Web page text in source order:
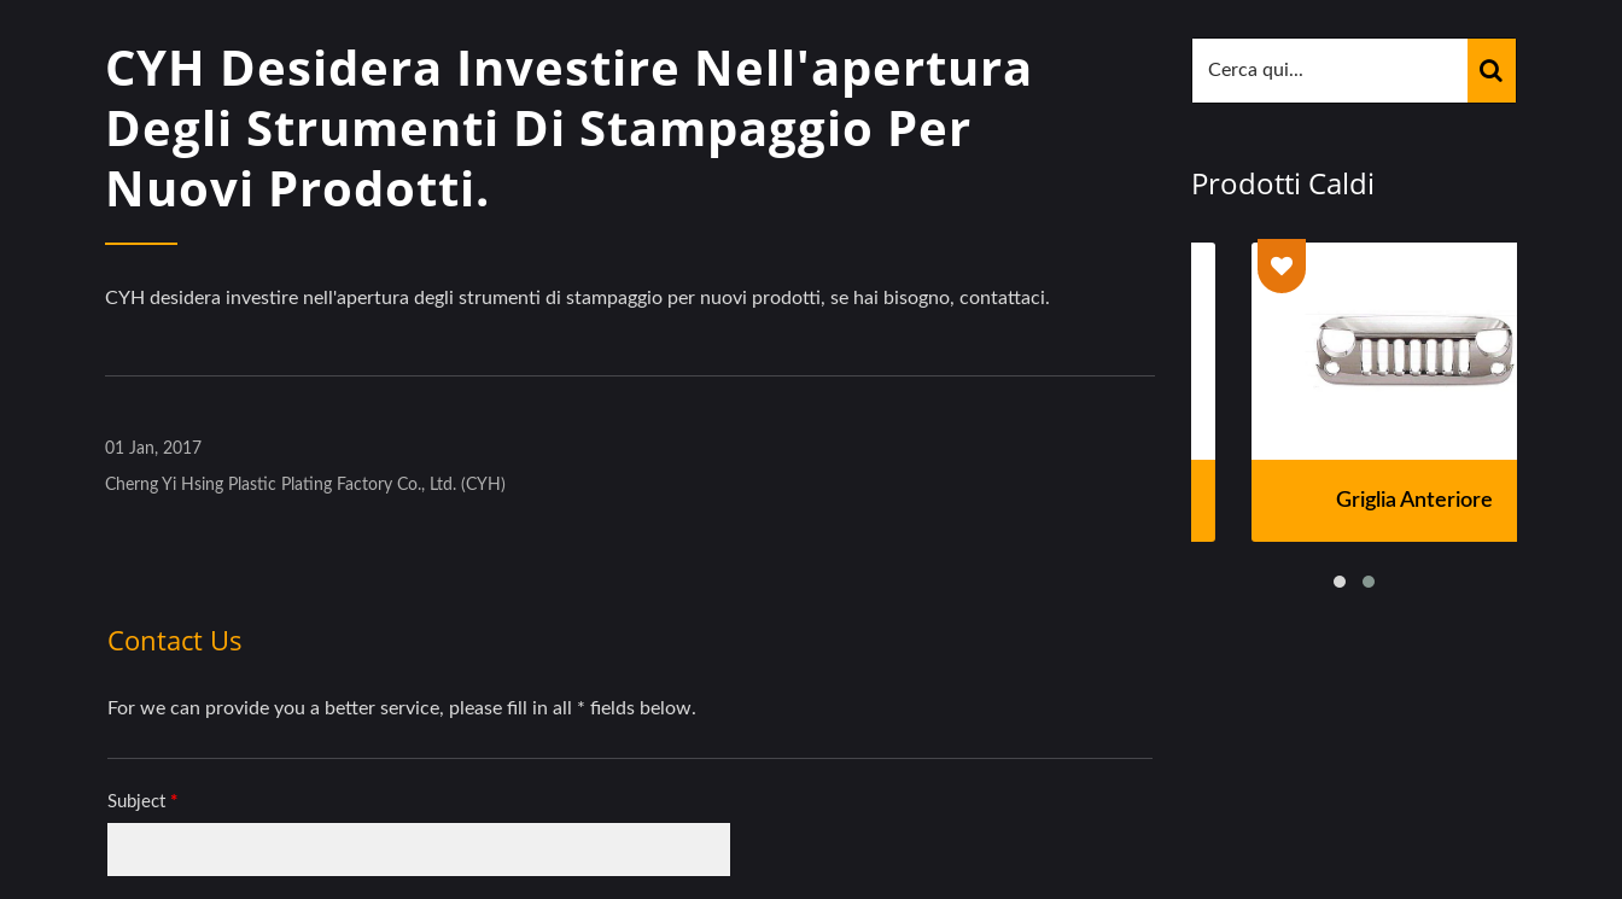
CYH Desidera Investire Nell'apertura
Degli Strumenti Di Stampaggio Per
Nuovi Prodotti.
CYH desidera investire nell'apertura degli strumenti di stampaggio per nuovi prodotti, se hai bisogno, contattaci.
01 Jan, 2017
Cherng Yi Hsing Plastic Plating Factory Co., Ltd. (CYH)
Prodotti Caldi
Coperture Per Ruote Griglia Anteriore